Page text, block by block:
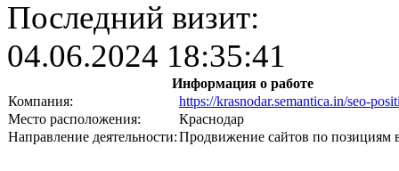
Последний визит:
04.06.2024 18:35:41
Информация о работе
Компания:
https://krasnodar.semantica.in/seo-
Место расположения:
Краснодар
Направление деятельности:Продвижение сайтов по позициям